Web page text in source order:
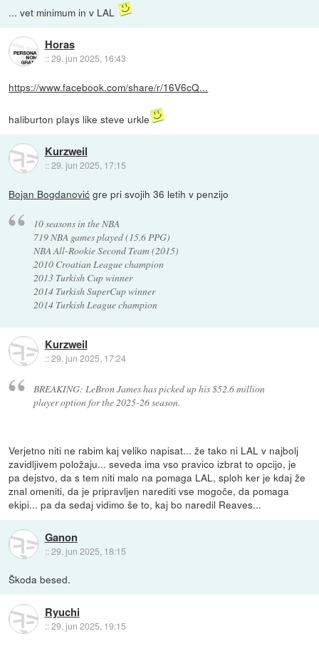
... vet minimum in v LAL
Horas
::29. jun 2025, 16:43
https://www.facebook.com/share/r/16V6cQ...
haliburton plays like steve urkle
Kurzweil
::29. jun 2025, 17:15
Bojan Bogdanović gre pri svojih 36 letih v penzijo
10 seasons in the NBA
719 NBA games played (15.6 PPG)
NBA All-Rookie Second Team (2015)
2010 Croatian League champion
2013 Turkish Cup winner
2014 Turkish SuperCup winner
2014 Turkish League champion
Kurzweil
::29. jun 2025, 17:24
BREAKING: LeBron James has picked up his $52.6 million
player option for the 2025-26 season.
Verjetno niti ne rabim kaj veliko napisat... že tako ni LAL v najbolj
zavidljivem položaju... seveda ima vso pravico izbrat to opcijo, je
pa dejstvo, da s tem niti malo na pomaga LAL, sploh ker je kdaj že
znal omeniti, da je pripravljen narediti vse mogoče, da pomaga
ekipi... pa da sedaj vidimo še to, kaj bo naredil Reaves...
Ganon
::29. jun 2025, 18:15
Škoda besed.
Ryuchi
::29. jun 2025, 19:15